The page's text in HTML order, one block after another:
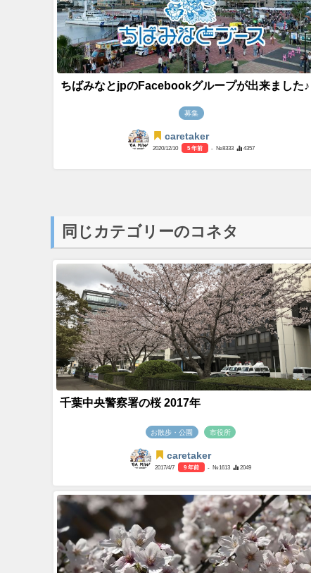
ちばみなとjpのFacebookグループが出来ました♪
募集
caretaker
2020/12/10 5 年前 - №8333 4357
同じカテゴリーのコネタ
千葉中央警察署の桜 2017年
お散歩・公園 市役所
caretaker
2017/4/7 9 年前 - №1613 2049